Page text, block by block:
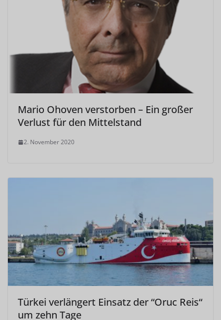
Mario Ohoven verstorben – Ein großer
Verlust für den Mittelstand
2. November 2020
Türkei verlängert Einsatz der “Oruc Reis“
um zehn Tage